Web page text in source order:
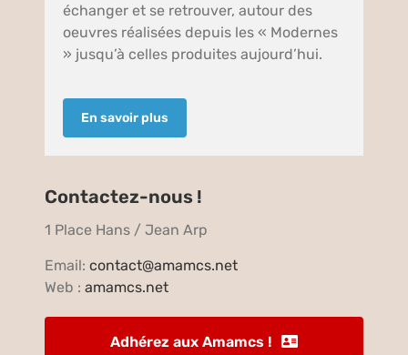
échanger et se retrouver, autour des
oeuvres réalisées depuis les « Modernes
» jusqu’à celles produites aujourd’hui.
En savoir plus
Contactez-nous !
1 Place Hans / Jean Arp
Email:contact@amamcs.net
Web :amamcs.net
Adhérez aux Amamcs !